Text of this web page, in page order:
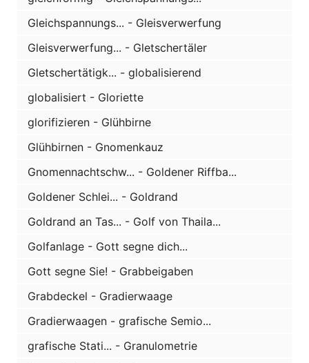
Gleichspannungs... - Gleisverwerfung
Gleisverwerfung... - Gletschertäler
Gletschertätigk... - globalisierend
globalisiert - Gloriette
glorifizieren - Glühbirne
Glühbirnen - Gnomenkauz
Gnomennachtschw... - Goldener Riffba...
Goldener Schlei... - Goldrand
Goldrand an Tas... - Golf von Thaila...
Golfanlage - Gott segne dich...
Gott segne Sie! - Grabbeigaben
Grabdeckel - Gradierwaage
Gradierwaagen - grafische Semio...
grafische Stati... - Granulometrie